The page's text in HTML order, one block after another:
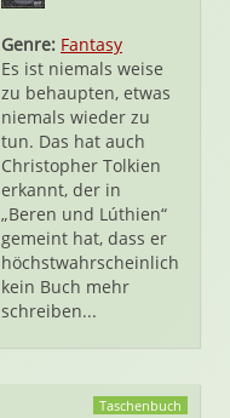
Genre: Fantasy
Es ist niemals weise
zu behaupten, etwas
niemals wieder zu
tun. Das hat auch
Christopher Tolkien
erkannt, der in
„Beren und Lúthien“
gemeint hat, dass er
höchstwahrscheinlich
kein Buch mehr
schreiben...
Taschenbuch